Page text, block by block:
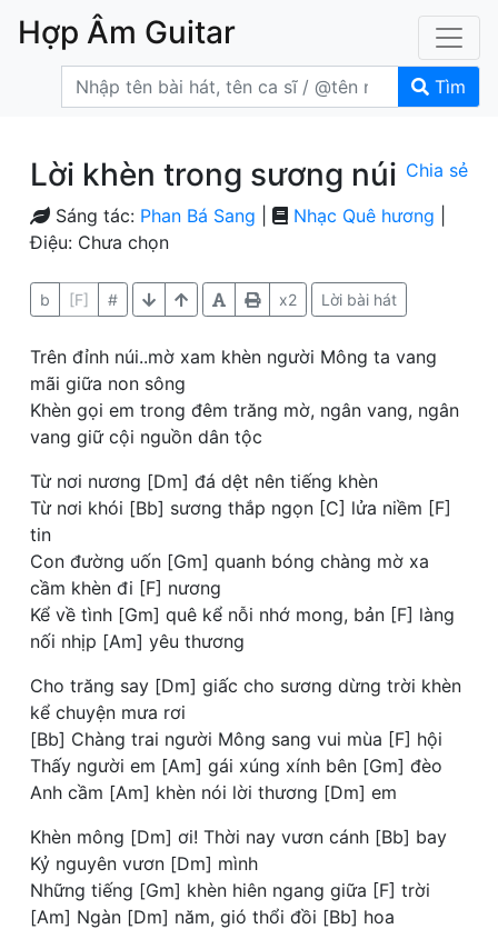
Hợp Âm Guitar
Tìm
Lời khèn trong sương núi Chia sẻ
Sáng tác: Phan Bá Sang Nhạc Quê hương
Điệu: Chưa chọn
b [F] # x2 Lời bài hát
Trên đỉnh núi..mờ xam khèn người Mông ta vang
mãi giữa non sông
Khèn gọi em trong đêm trăng mờ, ngân vang, ngân
vang giữ cội nguồn dân tộc
Từ nơi nương [Dm] đá dệt nên tiếng khèn
Từ nơi khói [Bb] sương thắp ngọn [C] lửa niềm [F]
tin
Con đường uốn [Gm] quanh bóng chàng mờ xa
cầm khèn đi [F] nương
Kể về tình [Gm] quê kể nỗi nhớ mong, bản [F] làng
nối nhịp [Am] yêu thương
Cho trăng say [Dm] giấc cho sương dừng trời khèn
kể chuyện mưa rơi
[Bb] Chàng trai người Mông sang vui mùa [F] hội
Thấy người em [Am] gái xúng xính bên [Gm] đèo
Anh cầm [Am] khèn nói lời thương [Dm] em
Khèn mông [Dm] ơi! Thời nay vươn cánh [Bb] bay
Kỷ nguyên vươn [Dm] mình
Những tiếng [Gm] khèn hiên ngang giữa [F] trời
[Am] Ngàn [Dm] năm, gió thổi đồi [Bb] hoa